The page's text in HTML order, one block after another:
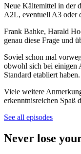
Neue Kältemittel in der
A2L, eventuell A3 oder
Frank Bahke, Harald
genau diese Frage und
Soviel schon mal
obwohl sich bei einigen
Standard etabliert haben.
Viele weitere
erkenntnisreichen Spaß
See all episodes
Never lose